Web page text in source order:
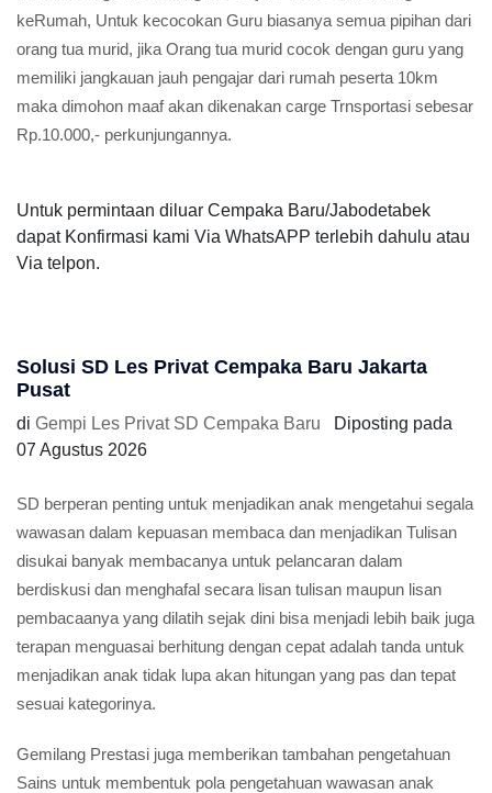
keRumah, Untuk kecocokan Guru biasanya semua pipihan dari
orang tua murid, jika Orang tua murid cocok dengan guru yang
memiliki jangkauan jauh pengajar dari rumah peserta 10km
maka dimohon maaf akan dikenakan carge Trnsportasi sebesar
Rp.10.000,- perkunjungannya.
Untuk permintaan diluar Cempaka Baru/Jabodetabek
dapat Konfirmasi kami Via WhatsAPP terlebih dahulu atau
Via telpon.
Solusi SD Les Privat Cempaka Baru Jakarta
Pusat
di Gempi Les Privat SD Cempaka Baru
Diposting pada
07 Agustus 2026
SD berperan penting untuk menjadikan anak mengetahui segala
wawasan dalam kepuasan membaca dan menjadikan Tulisan
disukai banyak membacanya untuk pelancaran dalam
berdiskusi dan menghafal secara lisan tulisan maupun lisan
pembacaanya yang dilatih sejak dini bisa menjadi lebih baik juga
terapan menguasai berhitung dengan cepat adalah tanda untuk
menjadikan anak tidak lupa akan hitungan yang pas dan tepat
sesuai kategorinya.
Gemilang Prestasi juga memberikan tambahan pengetahuan
Sains untuk membentuk pola pengetahuan wawasan anak